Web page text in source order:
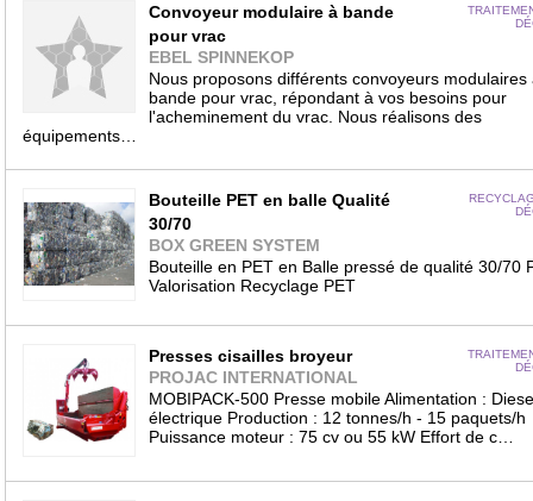
Convoyeur modulaire à bande
pour vrac
EBEL SPINNEKOP
Nous proposons différents convoyeurs modulaires
bande pour vrac, répondant à vos besoins pour
l'acheminement du vrac. Nous réalisons des
équipements…
Bouteille PET en balle Qualité
30/70
BOX GREEN SYSTEM
Bouteille en PET en Balle pressé de qualité 30/70
Valorisation Recyclage PET
Presses cisailles broyeur
PROJAC INTERNATIONAL
MOBIPACK-500 Presse mobile Alimentation :
électrique Production : 12 tonnes/h - 15 paquets/h
Puissance moteur : 75 cv ou 55 kW Effort de c…